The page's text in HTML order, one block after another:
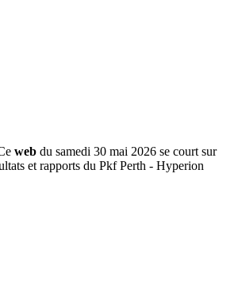
web du samedi 30 mai 2026 se court sur
et rapports du Pkf Perth - Hyperion